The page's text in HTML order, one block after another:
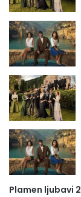
Plamen ljubavi